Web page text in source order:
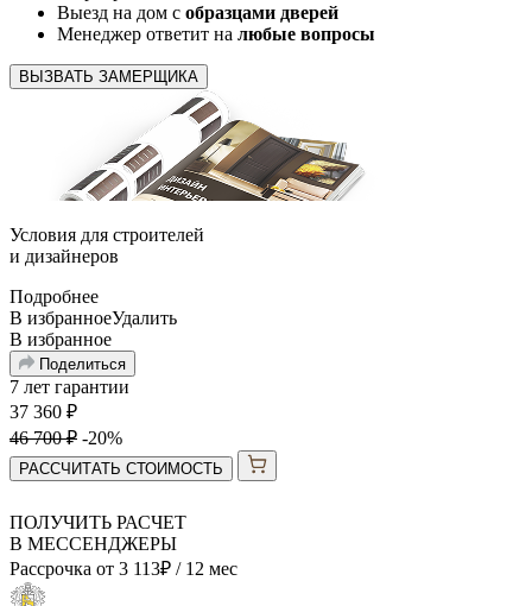
Выезд на дом с образцами дверей
Менеджер ответит на любые вопросы
ВЫЗВАТЬ ЗАМЕРЩИКА
Условия для строителей
и дизайнеров
Подробнее
В избранноеУдалить
В избранное
Поделиться
7 лет гарантии
37 360 ₽
46 700₽ -20%
РАССЧИТАТЬ СТОИМОСТЬ
ПОЛУЧИТЬ РАСЧЕТ
В МЕССЕНДЖЕРЫ
Рассрочка от 3 113₽ / 12 мес